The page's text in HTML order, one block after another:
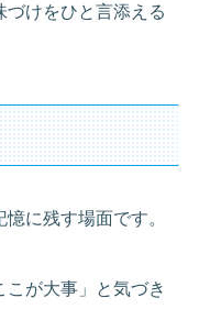
けをひと言添える
に残す場面です。
が大事」と気づき